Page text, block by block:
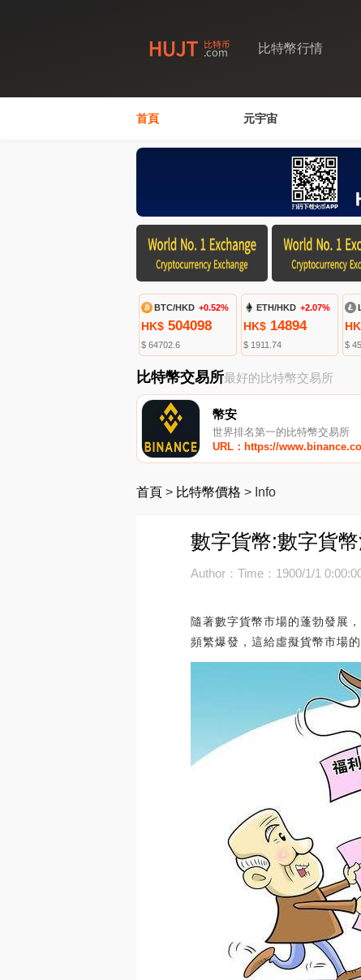
比特幣行情
首頁 元宇宙
BTC/HKD +0.52%
HK$ 504098
$ 64702.6
ETH/HKD +2.07%
HK$14894
$ 1911.74 $
比特幣交易所最好的比特幣交易所
幣安
世界排名第一的比特幣交易所
URL：https://
首頁 > 比特幣價格 > Info
數字貨幣:數字貨
Author：Time：1900/1/1
隨著數字貨幣市場的蓬勃發展
頻繁爆發，這給虛擬貨幣市場